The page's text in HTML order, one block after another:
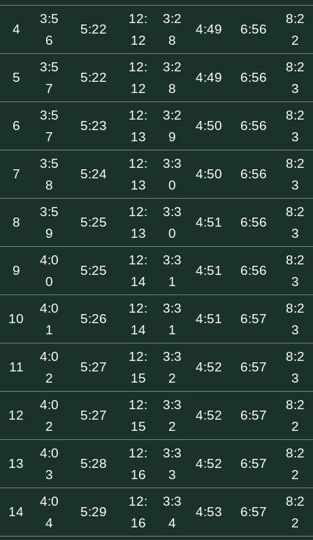
4
3:5
6
5:22
12:
12
3:2
8
4:49 6:56
8:2
2
5
3:5
7
5:22
12:
12
3:2
8
4:49 6:56
8:2
3
6
3:5
7
5:23
12:
13
3:2
9
4:50 6:56
8:2
3
7
3:5
8
5:24
12:
13
3:3
0
4:50 6:56
8:2
3
8
3:5
9
5:25
12:
13
3:3
0
4:51 6:56
8:2
3
9
4:0
0
5:25
12:
14
3:3
1
4:51 6:56
8:2
3
10
4:0
1
5:26
12:
14
3:3
1
4:51 6:57
8:2
3
11
4:0
2
5:27
12:
15
3:3
2
4:52 6:57
8:2
3
12
4:0
2
5:27
12:
15
3:3
2
4:52 6:57
8:2
2
13
4:0
3
5:28
12:
16
3:3
3
4:52 6:57
8:2
2
14
4:0
4
5:29
12:
16
3:3
4
4:53 6:57
8:2
2